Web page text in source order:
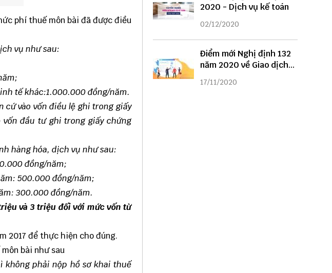
phí thuế môn bài đã được điều
vụ như sau:
tế khác:1.000.000 đồng/năm.
vào vốn điều lệ ghi trong giấy
đầu tư ghi trong giấy chứng
hàng hóa, dịch vụ như sau:
đồng/năm;
500.000 đồng/năm;
300.000 đồng/năm.
và 3 triệu đối với mức vốn từ
2017 để thực hiện cho đúng.
bài như sau
không phải nộp hồ sơ khai thuế
2020 - Dịch vụ kế toán
02/12/2020
Điểm mới Nghị định 132
năm 2020 về Giao dịch
liên kết
17/11/2020